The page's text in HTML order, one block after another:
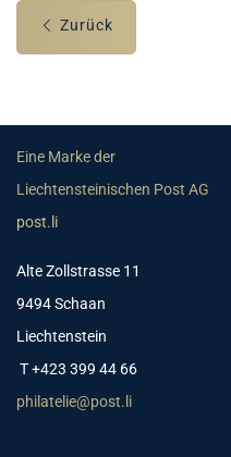
Zurück
Eine Marke der
Liechtensteinischen Post AG
post.li
Alte Zollstrasse 11
9494 Schaan
Liechtenstein
T +423 399 44 66
philatelie@post.li